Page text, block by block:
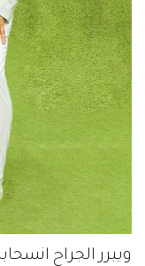
ويبرر الجراح